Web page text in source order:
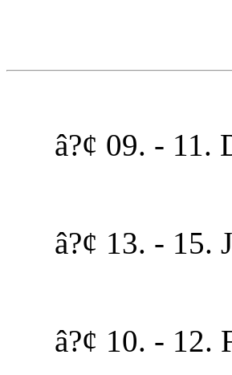
â?¢ 09. - 11.
â?¢ 13. - 15.
â?¢ 10. - 12.